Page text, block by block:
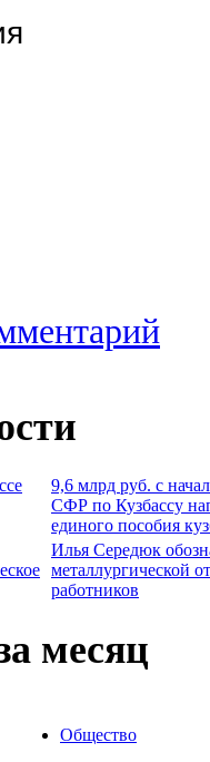
9,6 млрд руб. с
СФР по Кузбассу
единого пособия
Илья Середюк
металлургической
работников
месяц
Общество